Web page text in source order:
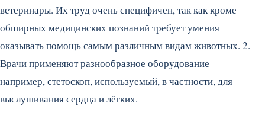
ветеринары. Их труд очень специфичен, так как кроме
обширных медицинских познаний требует умения
оказывать помощь самым различным видам животных. 2.
Врачи применяют разнообразное оборудование –
например, стетоскоп, используемый, в частности, для
выслушивания сердца и лёгких.